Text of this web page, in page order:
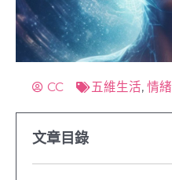
CC 五維生活, 情緒
文章目錄